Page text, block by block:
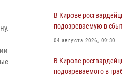
В Кирове
подозреваемую в
04 августа 2026, 09:30
В Кирове
подозреваемого в